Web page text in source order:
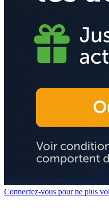
Connectez-vous pour ne plus